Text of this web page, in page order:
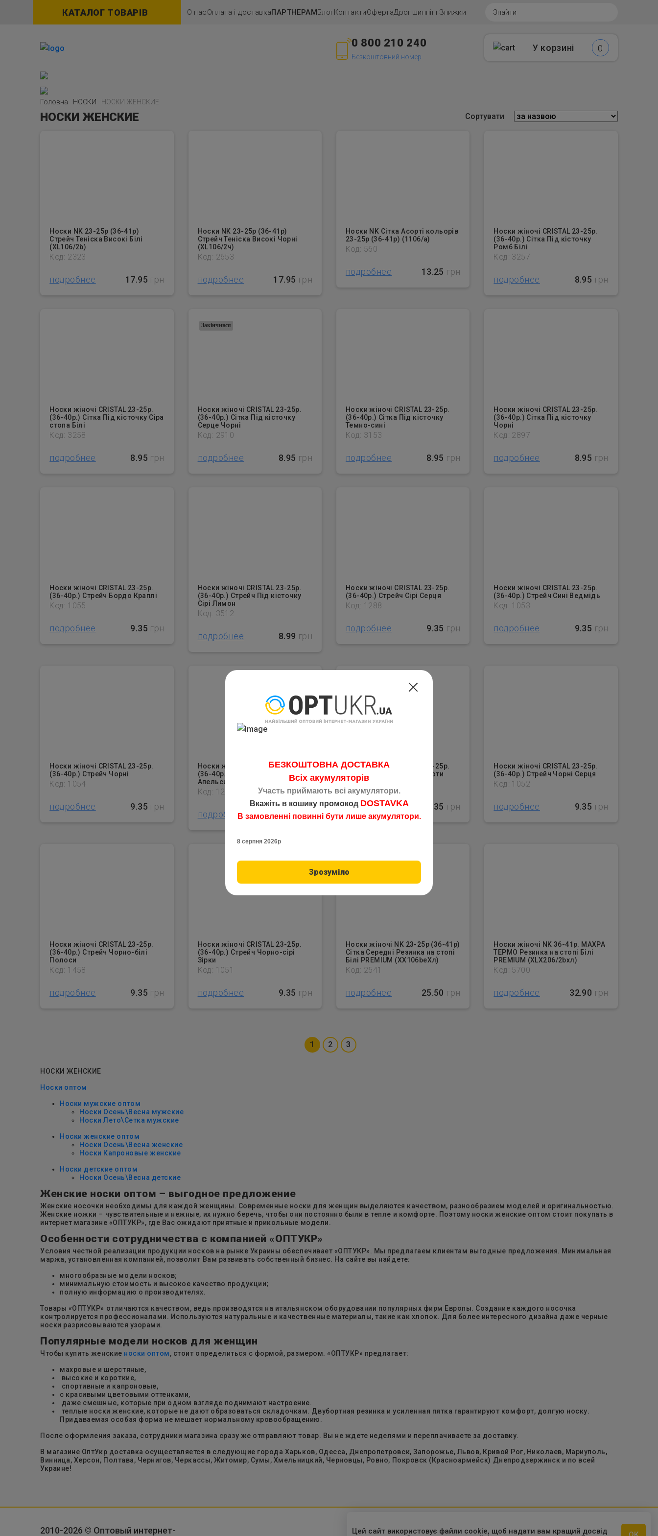
КАТАЛОГ ТОВАРІВ О насОплата і доставкаПАРТНЕРАМБлогКонтактиОфертаДропшиппiнгЗнижки
0 800 210 240
Безкоштовний номер
У корзині 0
Головна НОСКИ НОСКИ ЖЕНСКИЕ
НОСКИ ЖЕНСКИЕ Сортувати
Носки NK 23-25р (36-41р)
Стрейч Теніска Високі Білі
(XL106/2b)
Код: 2323
подробнее 17.95 грн
Носки NK 23-25р (36-41р)
Стрейч Теніска Високі Чорні
(XL106/2ч)
Код: 2653
подробнее 17.95 грн
Носки NK Сітка Асорті кольорів
23-25р (36-41р) (1106/а)
Код: 560
подробнее 13.25 грн
Носки жіночі CRISTAL 23-25р.
(36-40р.) Сітка Під кісточку
Ромб Білі
Код: 3257
подробнее 8.95 грн
Носки жіночі CRISTAL 23-25р.
(36-40р.) Сітка Під кісточку Сіра
стопа Білі
Код: 3258
подробнее 8.95 грн
Носки жіночі CRISTAL 23-25р.
(36-40р.) Сітка Під кісточку
Серце Чорні
Код: 2910
подробнее 8.95 грн
Закінчився
Носки жіночі CRISTAL 23-25р.
(36-40р.) Сітка Під кісточку
Темно-сині
Код: 3153
подробнее 8.95 грн
Носки жіночі CRISTAL 23-25р.
(36-40р.) Сітка Під кісточку
Чорні
Код: 2897
подробнее 8.95 грн
Носки жіночі CRISTAL 23-25р.
(36-40р.) Стрейч Бордо Краплі
Код: 1055
подробнее 9.35 грн
Носки жіночі CRISTAL 23-25р.
(36-40р.) Стрейч Під кісточку
Сірі Лимон
Код: 3512
подробнее 8.99 грн
Носки жіночі CRISTAL 23-25р.
(36-40р.) Стрейч Сірі Серця
Код: 1288
подробнее 9.35 грн
Носки жіночі CRISTAL 23-25р.
(36-40р.) Стрейч Сині Ведмідь
Код: 1053
подробнее 9.35 грн
Носки жіночі CRISTAL 23-25р.
(36-40р.) Стрейч Чорні
Код: 1054
подробнее 9.35 грн
Носки жіночі CRISTAL 23-25р.
(36-40р.) Стрейч Чорні
Апельсин
Код: 1291
подробнее 9.35 грн
Носки жіночі CRISTAL 23-25р.
(36-40р.) Стрейч Чорні Коти
Код: 1056
подробнее 9.35 грн
Носки жіночі CRISTAL 23-25р.
(36-40р.) Стрейч Чорні Серця
Код: 1052
подробнее 9.35 грн
Носки жіночі CRISTAL 23-25р.
(36-40р.) Стрейч Чорно-білі
Полоси
Код: 1458
подробнее 9.35 грн
Носки жіночі CRISTAL 23-25р.
(36-40р.) Стрейч Чорно-сірі
Зірки
Код: 1051
подробнее 9.35 грн
Носки жіночі NK 23-25р (36-41р)
Сітка Середні Резинка на стопі
Білі PREMIUM (XX106beХл)
Код: 2541
подробнее 25.50 грн
Носки жіночі NK 36-41р. МАХРА
ТЕРМО Резинка на стопі Білі
PREMIUM (XLХ206/2bхл)
Код: 5700
подробнее 32.90 грн
1 2 3
НОСКИ ЖЕНСКИЕ
Носки оптом
Носки мужские оптом
Носки Осень\Весна мужские
Носки Лето\Сетка мужские
Носки женские оптом
Носки Осень\Весна женские
Носки Капроновые женские
Носки детские оптом
Носки Осень\Весна детские
Женские носки оптом – выгодное предложение
Женские носочки необходимы для каждой женщины. Современные носки для женщин выделяются качеством, разнообразием моделей и оригинальностью.
Женские ножки – чувствительные и нежные, их нужно беречь, чтобы они постоянно были в тепле и комфорте. Поэтому носки женские оптом стоит покупать в
интернет магазине «ОПТУКР», где Вас ожидают приятные и прикольные модели.
Особенности сотрудничества с компанией «ОПТУКР»
Условия честной реализации продукции носков на рынке Украины обеспечивает «ОПТУКР». Мы предлагаем клиентам выгодные предложения. Минимальная
маржа, установленная компанией, позволит Вам развивать собственный бизнес. На сайте вы найдете:
многообразные модели носков;
минимальную стоимость и высокое качество продукции;
полную информацию о производителях.
Товары «ОПТУКР» отличаются качеством, ведь производятся на итальянском оборудовании популярных фирм Европы. Создание каждого носочка
контролируется профессионалами. Используются натуральные и качественные материалы, такие как хлопок. Для более интересного дизайна даже черные
носки разрисовываются узорами.
Популярные модели носков для женщин
Чтобы купить женские носки оптом, стоит определиться с формой, размером. «ОПТУКР» предлагает:
махровые и шерстяные,
высокие и короткие,
спортивные и капроновые,
с красивыми цветовыми оттенками,
даже смешные, которые при одном взгляде поднимают настроение.
теплые носки женские, которые не дают образоваться складочкам. Двубортная резинка и усиленная пятка гарантируют комфорт, долгую носку.
Придаваемая особая форма не мешает нормальному кровообращению.
После оформления заказа, сотрудники магазина сразу же отправляют товар. Вы не ждете неделями и переплачиваете за доставку.
В магазине ОптУкр доставка осуществляется в следующие города Харьков, Одесса, Днепропетровск, Запорожье, Львов, Кривой Рог, Николаев, Мариуполь,
Винница, Херсон, Полтава, Чернигов, Черкассы, Житомир, Сумы, Хмельницкий, Черновцы, Ровно, Покровск (Красноармейск) Днепродзержинск и по всей
Украине!
2010-2026 © Оптовый интернет-
БЕЗКОШТОВНА ДОСТАВКА
Всіх акумуляторів
Участь приймають всі акумулятори.
Вкажіть в кошику промокод DOSTAVKA
В замовленні повинні бути лише акумулятори.
8 серпня 2026р
Зрозуміло
Цей сайт використовує файли cookie, щоб надати вам кращий досвід